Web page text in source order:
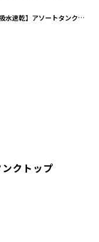
速乾】アソートタンクトップ
ンクトップ